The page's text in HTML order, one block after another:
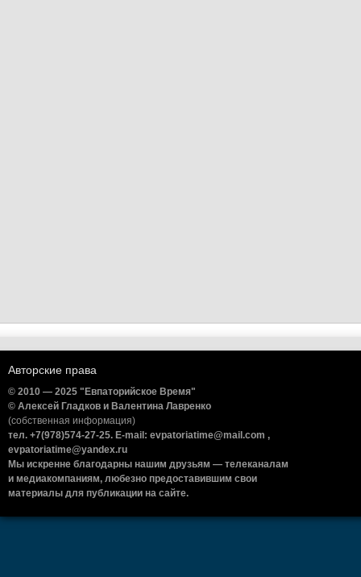
Авторские права
© 2010 — 2025 "Евпаторийское Время"
© Алексей Гладков и Валентина Лавренко
(собственная информация)
тел. +7(978)574-27-25. E-mail: evpatoriatime@mail.com ,
evpatoriatime@yandex.ru
Мы искренне благодарны нашим друзьям — телеканалам
и медиакомпаниям, любезно предоставившим свои
материалы для публикации на сайте.